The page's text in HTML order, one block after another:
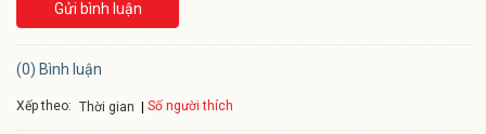
Gửi bình luận
(0) Bình luận
Xếp theo: Thời gian Số người thích